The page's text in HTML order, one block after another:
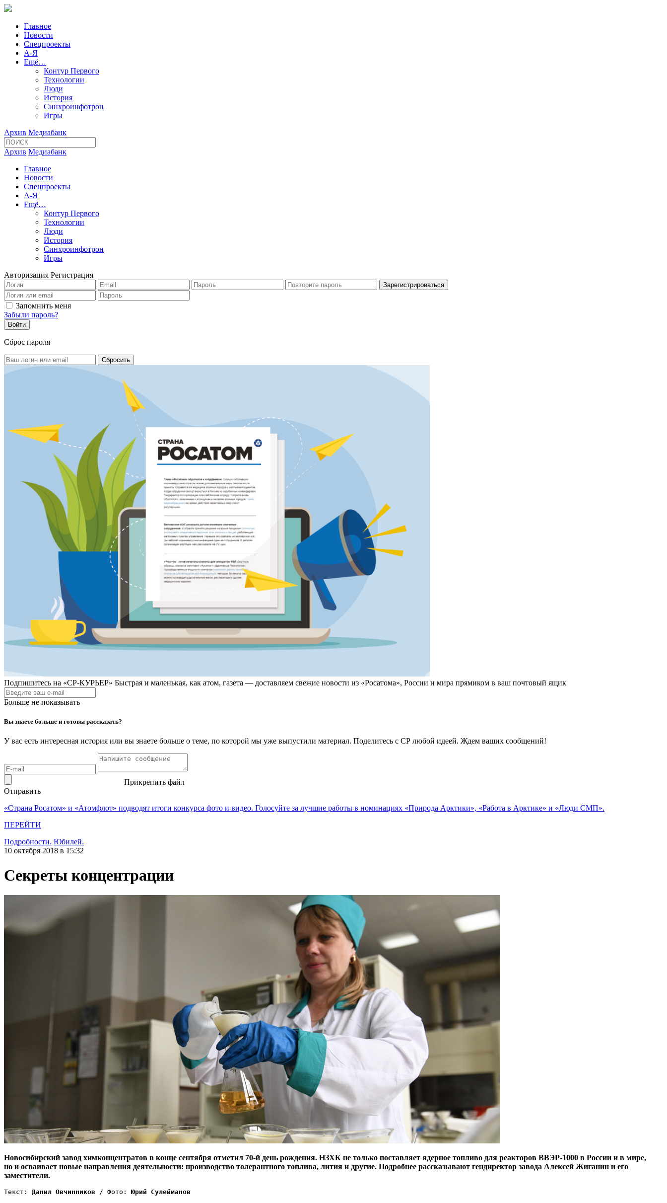
Главное
Новости
Спецпроекты
А-Я
Ещё…
Контур Первого
Технологии
Люди
История
Синхроинфотрон
Игры
Архив Медиабанк
Архив Медиабанк
Главное
Новости
Спецпроекты
А-Я
Ещё…
Контур Первого
Технологии
Люди
История
Синхроинфотрон
Игры
Авторизация Регистрация
Запомнить меня
Забыли пароль?
Сброс пароля
Подпишитесь на «СР-КУРЬЕР» Быстрая и маленькая, как атом, газета — доставляем свежие новости из «Росатома», России и мира прямиком в ваш почтовый ящик
Больше не показывать
Вы знаете больше и готовы рассказать?
У вас есть интересная история или вы знаете больше о теме, по которой мы уже выпустили материал. Поделитесь с СР любой идеей. Ждем ваших сообщений!
Прикрепить файл
Отправить
«Страна Росатом» и «Атомфлот» подводят итоги конкурса фото и видео. Голосуйте за лучшие работы в номинациях «Природа Арктики», «Работа в Арктике» и «Люди СМП».
ПЕРЕЙТИ
Подробности. Юбилей.
10 октября 2018 в 15:32
Секреты концентрации
Новосибирский завод химконцентратов в конце сентября отметил 70-й день рождения. НЗХК не только поставляет ядерное топливо для реакторов ВВЭР‑1000 в России и в мире,
но и осваивает новые направления деятельности: производство толерантного топлива, лития и другие. Подробнее рассказывают гендиректор завода Алексей Жиганин и его
заместители.
Текст: Данил Овчинников / Фото: Юрий Сулейманов